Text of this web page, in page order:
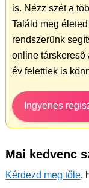
is. Nézz szét a
Találd meg
rendszerünk
online társkereső
év felettiek is
Ingyenes
Mai kedvenc
Kérdezd meg tőle,